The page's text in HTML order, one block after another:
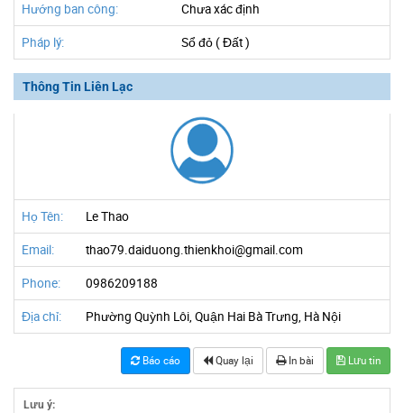
Hướng ban công: Chưa xác định
Pháp lý: Sổ đỏ ( Đất )
Thông Tin Liên Lạc
Họ Tên: Le Thao
Email: thao79.daiduong.thienkhoi@gmail.com
Phone: 0986209188
Địa chỉ: Phường Quỳnh Lôi, Quận Hai Bà Trưng, Hà Nội
Báo cáo Quay lại In bài Lưu tin
Lưu ý: